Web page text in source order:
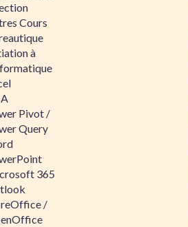
Cours
à
Pivot /
Query
365
/